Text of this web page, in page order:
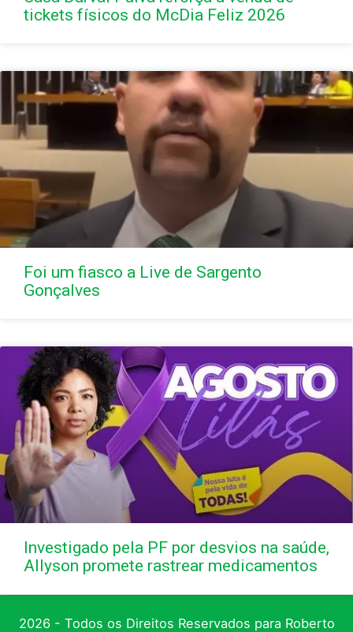
tickets físicos do McDia Feliz 2026
Foi um fiasco a Live de Sargento
Gonçalves
Investigado pela PF por desvios na saúde,
Allyson promete rastrear medicamentos
2026 - Todos os Direitos Reservados para Roberto